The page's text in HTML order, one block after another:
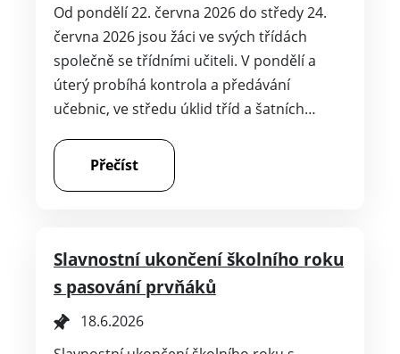
Od pondělí 22. června 2026 do středy 24.
června 2026 jsou žáci ve svých třídách
společně se třídními učiteli. V pondělí a
úterý probíhá kontrola a předávání
učebnic, ve středu úklid tříd a šatních…
Přečíst
Slavnostní ukončení školního roku
s pasování prvňáků
18.6.2026